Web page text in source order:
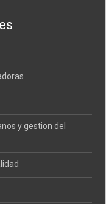
y gestion del